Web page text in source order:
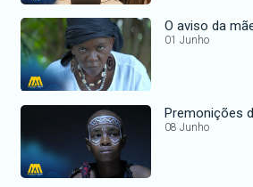
O aviso da
01 Junho
Premonições
08 Junho